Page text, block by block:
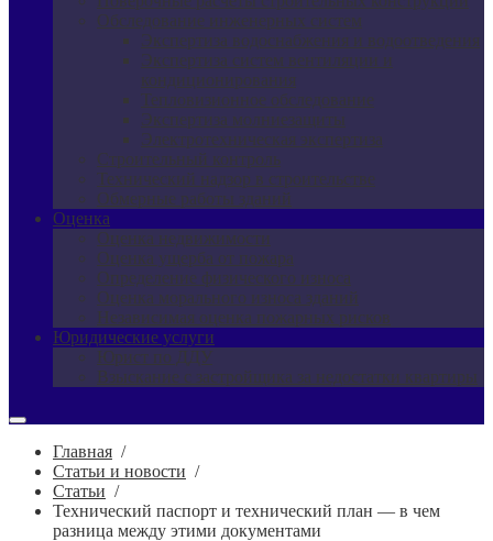
Обследование инженерных систем
Экспертиза водоснабжения и водоотведения
Экспертиза систем вентиляции и
кондиционирования
Тепловизионное обследование
Экспертиза молниезащиты
Электротехническая экспертиза
Строительный контроль
Технический надзор в строительстве
Обмерные работы зданий
Оценка
Оценка недвижимости
Оценка ущерба от пожара
Определение физического износа
Оценка морального износа зданий
Независимая оценка пожарных рисков
Юридические услуги
Юрист по ДДУ
Взыскание с застройщика за недостатки квартиры
Главная /
Статьи и новости /
Статьи /
Технический паспорт и технический план — в чем
разница между этими документами